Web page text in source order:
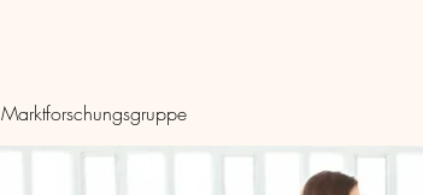
Marktforschungsgruppe